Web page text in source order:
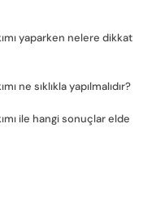
yaparken nelere dikkat
ne sıklıkla yapılmalıdır?
ile hangi sonuçlar elde